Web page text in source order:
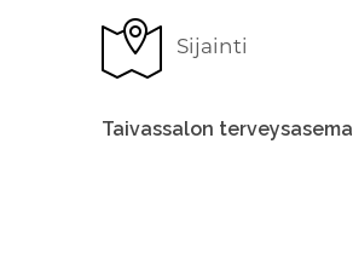
Sijainti
Taivassalon terveysasema